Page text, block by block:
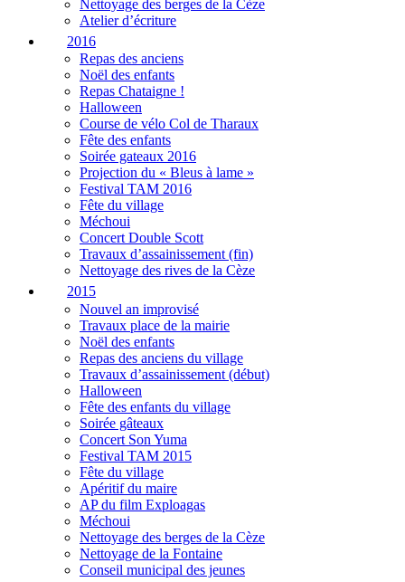
Nettoyage des berges de la Cèze
Atelier d’écriture
2016
Repas des anciens
Noël des enfants
Repas Chataigne !
Halloween
Course de vélo Col de Tharaux
Fête des enfants
Soirée gateaux 2016
Projection du « Bleus à lame »
Festival TAM 2016
Fête du village
Méchoui
Concert Double Scott
Travaux d’assainissement (fin)
Nettoyage des rives de la Cèze
2015
Nouvel an improvisé
Travaux place de la mairie
Noël des enfants
Repas des anciens du village
Travaux d’assainissement (début)
Halloween
Fête des enfants du village
Soirée gâteaux
Concert Son Yuma
Festival TAM 2015
Fête du village
Apéritif du maire
AP du film Exploagas
Méchoui
Nettoyage des berges de la Cèze
Nettoyage de la Fontaine
Conseil municipal des jeunes